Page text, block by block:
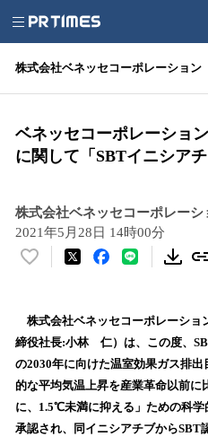
株式会社ベネッセコーポレーション
ベネッセコーポレーショ
に関して「SBTイニシア
株式会社ベネッセコーポレーシ
2021年5月28日 14時00分
い
！
数
を
読
み
込
み
株式会社ベネッセコーポレーショ
締役社長:小林 仁）は、この度、
の2030年に向けた温室効果ガス排
的な平均気温上昇を産業革命以前
に、1.5℃未満に抑える」ための科
承認され、同イニシアチブからSBT